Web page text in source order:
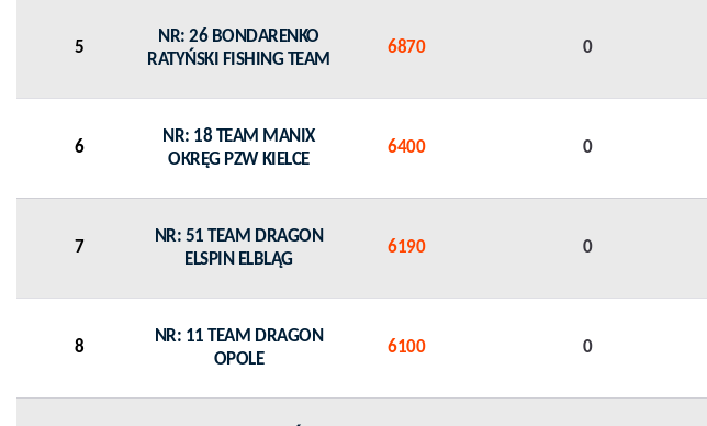
5
NR: 26 BONDARENKO
RATYŃSKI FISHING TEAM
6870 0
6
NR: 18 TEAM MANIX
OKRĘG PZW KIELCE
6400 0
7
NR: 51 TEAM DRAGON
ELSPIN ELBLĄG
6190 0
8
NR: 11 TEAM DRAGON
OPOLE
6100 0